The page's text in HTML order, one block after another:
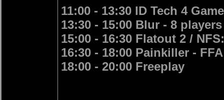
11:00 - 13:30 ID Tech 4
13:30 - 15:00 Blur - 8 players
15:00 - 16:30 Flatout 2 /
16:30 - 18:00 Painkiller - FFA
18:00 - 20:00 Freeplay